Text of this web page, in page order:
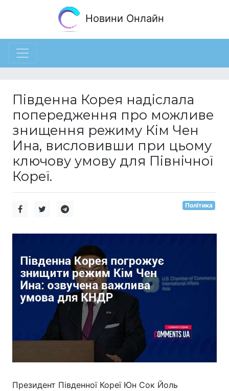
Новини Онлайн
Південна Корея надіслала
попередження про можливе
знищення режиму Кім Чен
Ина, висловивши при цьому
ключову умову для Північної
Кореї.
Політика
Президент Південної Кореї Юн Сок Йоль